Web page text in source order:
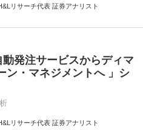
リサーチ代表 証券アナリスト
発注サービスからディマ
ン・マネジメントへ 」シ
リサーチ代表 証券アナリスト